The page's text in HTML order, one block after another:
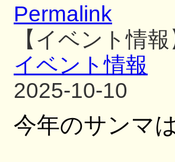
Permalink
【イベント情
イベント情報
2025-10-10
今年のサンマ